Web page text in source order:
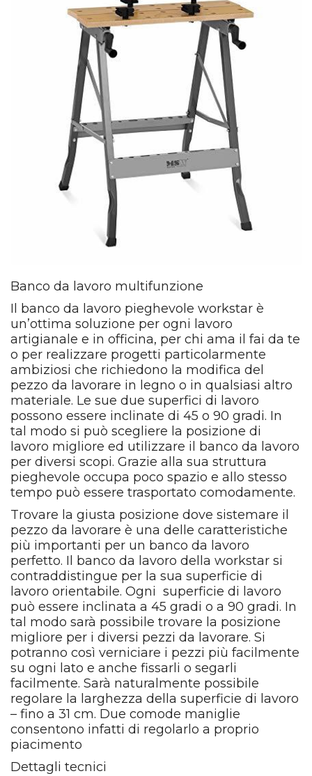
Banco da lavoro multifunzione
Il banco da lavoro pieghevole workstar è
un’ottima soluzione per ogni lavoro
artigianale e in officina, per chi ama il fai da te
o per realizzare progetti particolarmente
ambiziosi che richiedono la modifica del
pezzo da lavorare in legno o in qualsiasi altro
materiale. Le sue due superfici di lavoro
possono essere inclinate di 45 o 90 gradi. In
tal modo si può scegliere la posizione di
lavoro migliore ed utilizzare il banco da lavoro
per diversi scopi. Grazie alla sua struttura
pieghevole occupa poco spazio e allo stesso
tempo può essere trasportato comodamente.
Trovare la giusta posizione dove sistemare il
pezzo da lavorare è una delle caratteristiche
più importanti per un banco da lavoro
perfetto. Il banco da lavoro della workstar si
contraddistingue per la sua superficie di
lavoro orientabile. Ogni superficie di lavoro
può essere inclinata a 45 gradi o a 90 gradi. In
tal modo sarà possibile trovare la posizione
migliore per i diversi pezzi da lavorare. Si
potranno così verniciare i pezzi più facilmente
su ogni lato e anche fissarli o segarli
facilmente. Sarà naturalmente possibile
regolare la larghezza della superficie di lavoro
– fino a 31 cm. Due comode maniglie
consentono infatti di regolarlo a proprio
piacimento
Dettagli tecnici